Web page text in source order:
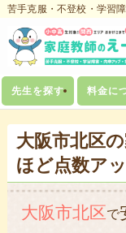
苦手克服・不登校・学習
先生を探す 料金に
大阪市北区
ほど点数ア
大阪市北区で